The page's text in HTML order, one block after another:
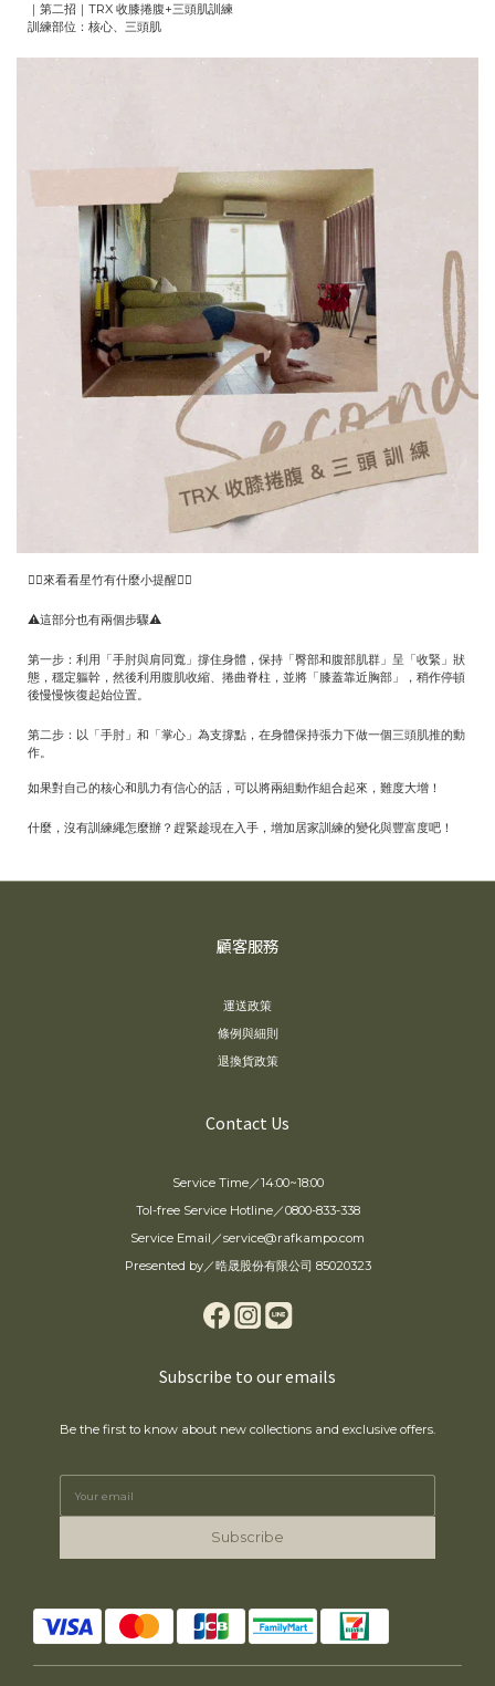
｜第二招｜TRX 收膝捲腹+三頭肌訓練
訓練部位：核心、三頭肌
👇🏻來看看星竹有什麼小提醒👇🏻
⚠️這部分也有兩個步驟⚠️
第一步：利用「手肘與肩同寬」撐住身體，保持「臀部和腹部肌群」呈「收緊」狀
態，穩定軀幹，然後利用腹肌收縮、捲曲脊柱，並將「膝蓋靠近胸部」，稍作停頓
後慢慢恢復起始位置。
第二步：以「手肘」和「掌心」為支撐點，在身體保持張力下做一個三頭肌推的動
作。
如果對自己的核心和肌力有信心的話，可以將兩組動作組合起來，難度大增！
什麼，沒有訓練繩怎麼辦？趕緊趁現在入手，增加居家訓練的變化與豐富度吧！
顧客服務
運送政策
條例與細則
退換貨政策
Contact Us
Service Time／14:00~18:00
Tol-free Service Hotline／0800-833-338
Service Email／service@rafkampo.com
Presented by／晧晟股份有限公司 85020323
Subscribe to our emails
Be the first to know about new collections and exclusive offers.
Subscribe